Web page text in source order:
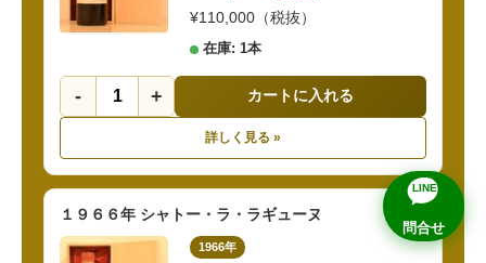
¥110,000（税抜）
在庫: 1本
- + カートに入れる
詳しく見る »
１９６６年 シャトー・ラ・ラギューヌ
1966年
LINE
問合せ